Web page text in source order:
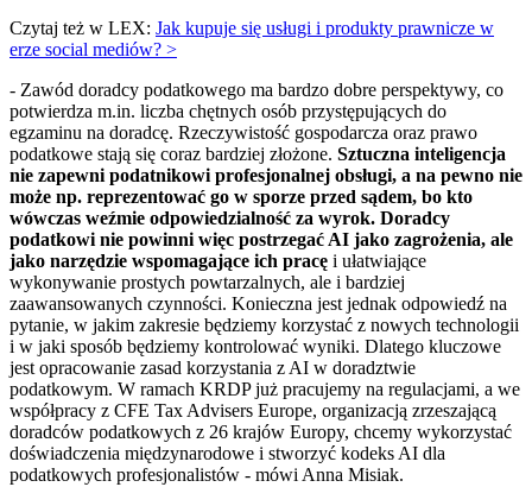
Czytaj też w LEX: Jak kupuje się usługi i produkty prawnicze w
erze social mediów? >
- Zawód doradcy podatkowego ma bardzo dobre perspektywy, co
potwierdza m.in. liczba chętnych osób przystępujących do
egzaminu na doradcę. Rzeczywistość gospodarcza oraz prawo
podatkowe stają się coraz bardziej złożone. Sztuczna inteligencja
nie zapewni podatnikowi profesjonalnej obsługi, a na pewno nie
może np. reprezentować go w sporze przed sądem, bo kto
wówczas weźmie odpowiedzialność za wyrok. Doradcy
podatkowi nie powinni więc postrzegać AI jako zagrożenia, ale
jako narzędzie wspomagające ich pracę i ułatwiające
wykonywanie prostych powtarzalnych, ale i bardziej
zaawansowanych czynności. Konieczna jest jednak odpowiedź na
pytanie, w jakim zakresie będziemy korzystać z nowych technologii
i w jaki sposób będziemy kontrolować wyniki. Dlatego kluczowe
jest opracowanie zasad korzystania z AI w doradztwie
podatkowym. W ramach KRDP już pracujemy na regulacjami, a we
współpracy z CFE Tax Advisers Europe, organizacją zrzeszającą
doradców podatkowych z 26 krajów Europy, chcemy wykorzystać
doświadczenia międzynarodowe i stworzyć kodeks AI dla
podatkowych profesjonalistów - mówi Anna Misiak.